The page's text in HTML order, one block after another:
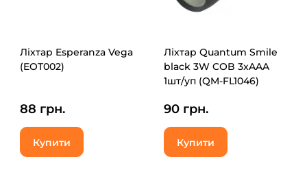
Ліхтар Esperanza Vega
(EOT002)
88 грн.
Купити
Ліхтар Quantum Smile
black 3W COB 3xAAA
1шт/уп (QM-FL1046)
90 грн.
Купити